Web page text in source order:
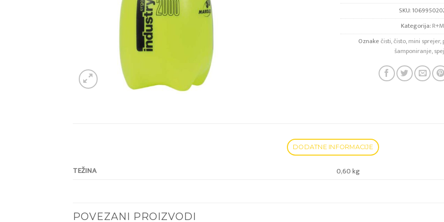
SKU:
Kategorija:R+M
Oznakečisti,čisto,mini sprejer,
šamponiranje,
DODATNE INFORMACIJE
TEŽINA 0,60 kg
POVEZANI PROIZVODI